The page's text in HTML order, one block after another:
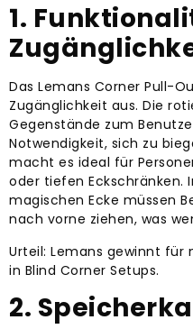
1.
Das Lemans Corner Pull-
Zugänglichkeit aus. Die
Gegenstände zum
Notwendigkeit, sich zu
macht es ideal für
oder tiefen Eckschränken.
magischen Ecke müssen
nach vorne ziehen, was
Urteil: Lemans gewinnt für
in Blind Corner Setups.
2.